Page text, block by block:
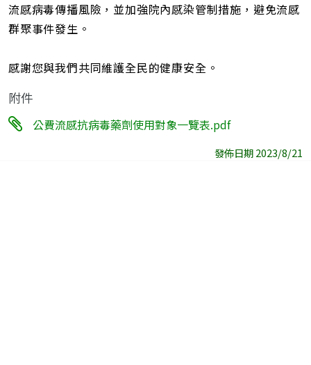
流感病毒傳播風險，並加強院內感染管制措施，避免流感
群聚事件發生。
感謝您與我們共同維護全民的健康安全。
附件
公費流感抗病毒藥劑使用對象一覽表.pdf
發佈日期 2023/8/21